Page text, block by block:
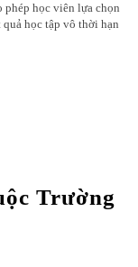
phép học viên lựa chọn
học tập vô thời hạn
Trường